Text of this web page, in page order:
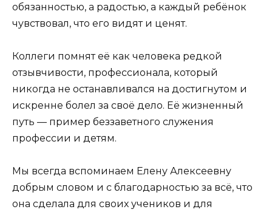
обязанностью, а радостью, а каждый ребёнок
чувствовал, что его видят и ценят.
Коллеги помнят её как человека редкой
отзывчивости, профессионала, который
никогда не останавливался на достигнутом и
искренне болел за своё дело. Её жизненный
путь — пример беззаветного служения
профессии и детям.
Мы всегда вспоминаем Елену Алексеевну
добрым словом и с благодарностью за всё, что
она сделала для своих учеников и для